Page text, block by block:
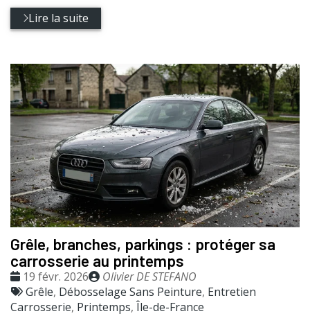
Lire la suite
Grêle, branches, parkings : protéger sa
carrosserie au printemps
Date
:
19 févr. 2026
Publié
par
Olivier DE STEFANO
Tags
:
Grêle, Débosselage Sans Peinture, Entretien
Carrosserie, Printemps, Île-de-France